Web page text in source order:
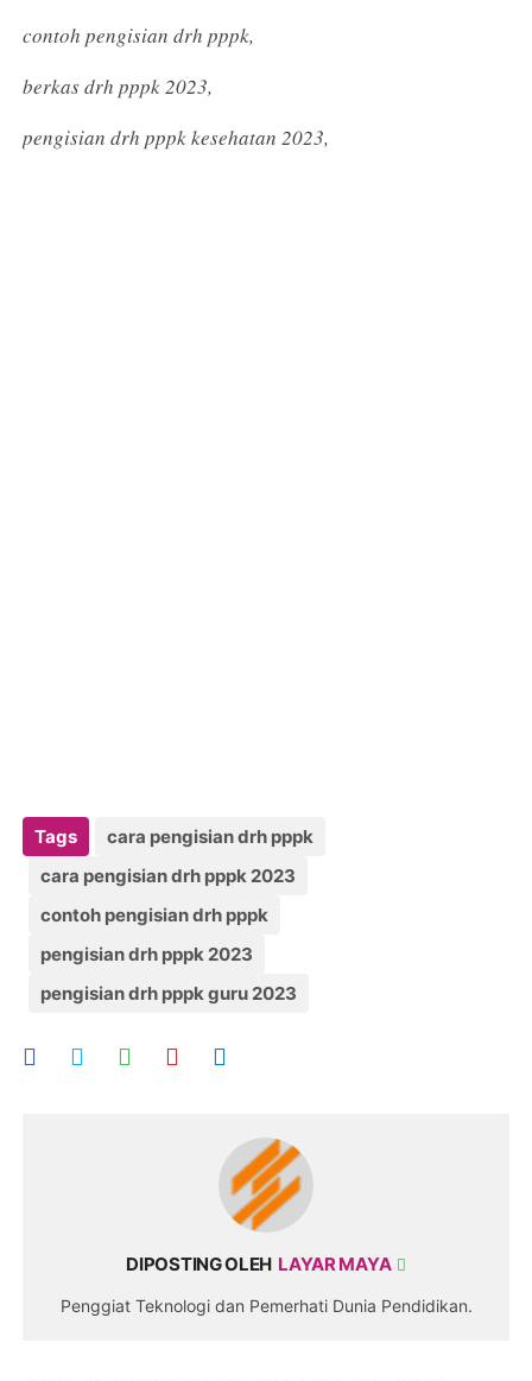
contoh pengisian drh pppk,
berkas drh pppk 2023,
pengisian drh pppk kesehatan 2023,
Tags
cara pengisian drh pppk
cara pengisian drh pppk 2023
contoh pengisian drh pppk
pengisian drh pppk 2023
pengisian drh pppk guru 2023
DIPOSTING OLEH LAYAR MAYA
Penggiat Teknologi dan Pemerhati Dunia Pendidikan.